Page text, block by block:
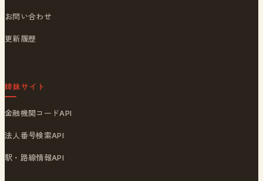
お問い合わせ
更新履歴
姉妹サイト
金融機関コードAPI
法人番号検索API
駅・路線情報API